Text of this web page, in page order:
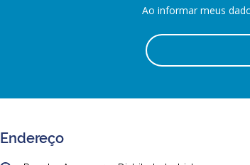
Ao informar meus
Endereço